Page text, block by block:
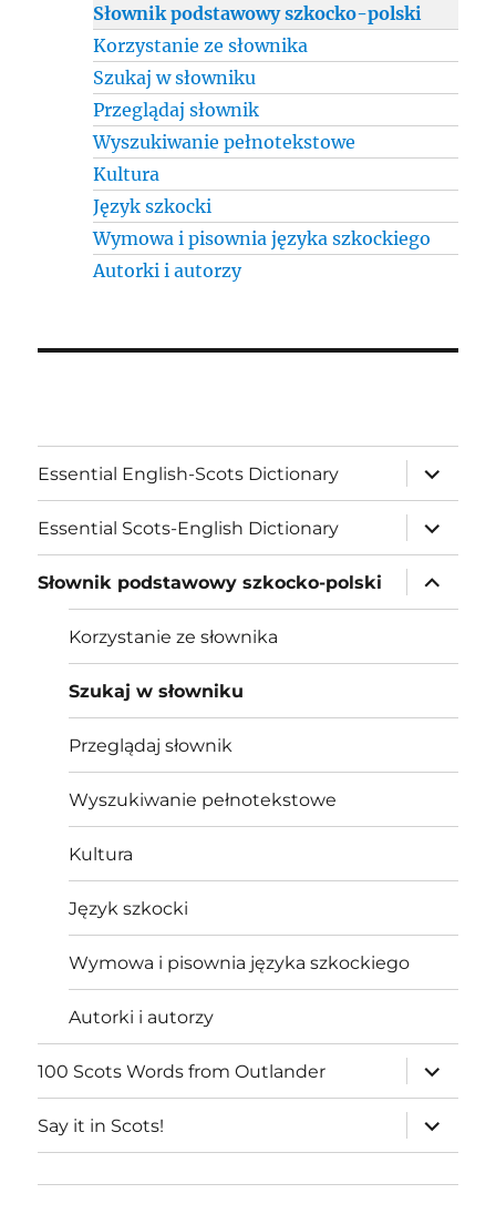
Słownik podstawowy szkocko-polski
Korzystanie ze słownika
Szukaj w słowniku
Przeglądaj słownik
Wyszukiwanie pełnotekstowe
Kultura
Język szkocki
Wymowa i pisownia języka szkockiego
Autorki i autorzy
Essential English-Scots Dictionary
expand
child
menu
Essential Scots-English Dictionary
expand
child
menu
Słownik podstawowy szkocko-polski
expand
child
menu
Korzystanie ze słownika
Szukaj w słowniku
Przeglądaj słownik
Wyszukiwanie pełnotekstowe
Kultura
Język szkocki
Wymowa i pisownia języka szkockiego
Autorki i autorzy
100 Scots Words from Outlander
expand
child
menu
Say it in Scots!
expand
child
menu